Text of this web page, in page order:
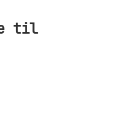
til